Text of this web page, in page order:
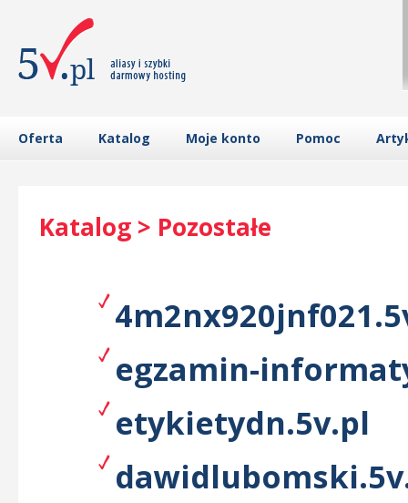
Oferta Katalog Moje konto Pomoc
Katalog > Pozostałe
egzamin-
etykietydn.5v.pl